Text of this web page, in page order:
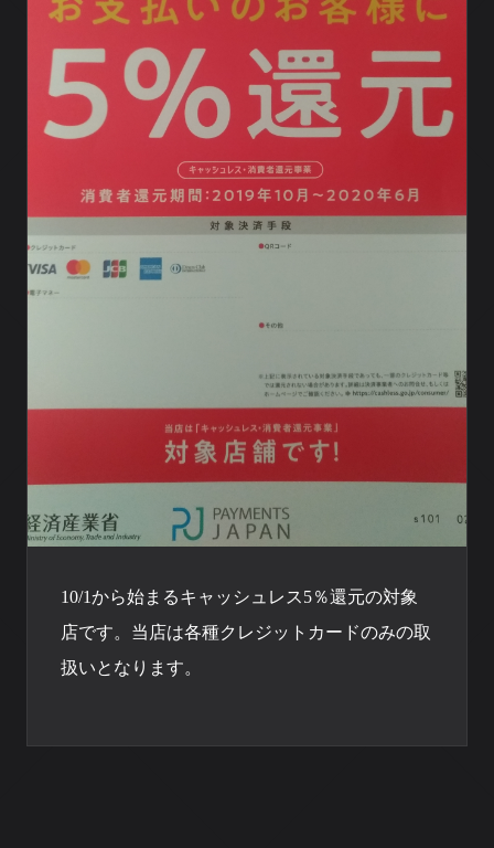
10/1から始まるキャッシュレス5％還元の対象
店です。当店は各種クレジットカードのみの取
扱いとなります。